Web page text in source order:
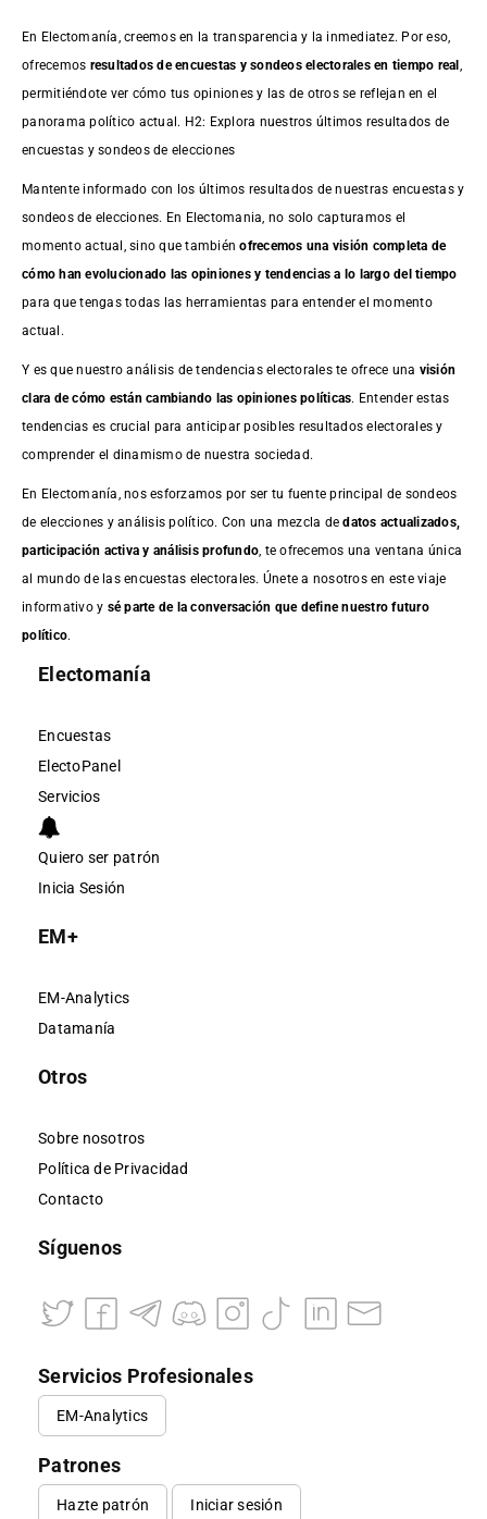
En Electomanía, creemos en la transparencia y la inmediatez. Por eso,
ofrecemos resultados deencuestas y sondeos electorales en tiempo real
permitiéndote ver cómo tus opiniones y las de otros se reflejan en el
panorama político actual. H2: Explora nuestros últimos resultados de
encuestas y sondeos de elecciones
Mantente informado con los últimos resultados de nuestras encuestasy
sondeos de elecciones. En Electomania, no solo capturamos el
momento actual, sino que tambiénofrecemos una visión completa de
cómo han evolucionado las opiniones y tendencias a lo largo del tiempo
para que tengas todas las herramientas para entender el momento
actual.
Y es que nuestro análisis de tendencias electorales te ofrece una visión
clara de cómo están cambiando las opiniones políticas. Entender estas
tendencias es crucial para anticipar posibles resultados electorales y
comprender el dinamismo de nuestra sociedad.
En Electomanía, nos esforzamos por ser tu fuente principal de sondeos
de elecciones y análisis político. Con una mezcla dedatos actualizados,
participación activa y análisis profundo , te ofrecemos una ventana única
al mundo de las encuestas electorales. Únete a nosotros en este viaje
informativo y sé parte de la conversación que define nuestro futuro
político.
Electomanía
Encuestas
ElectoPanel
Servicios
Quiero ser patrón
Inicia Sesión
EM+
EM-Analytics
Datamanía
Otros
Sobre nosotros
Política de Privacidad
Contacto
Síguenos
Servicios Profesionales
EM-Analytics
Patrones
Hazte patrón Iniciar sesión